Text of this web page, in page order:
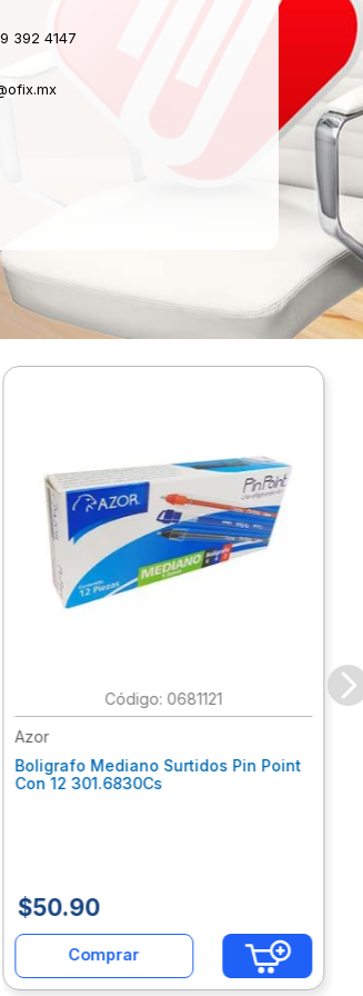
392 4147
: 0681121
Azor
Boligrafo Mediano Surtidos Pin Point
Con 12 301.6830Cs
$50.90
Comprar